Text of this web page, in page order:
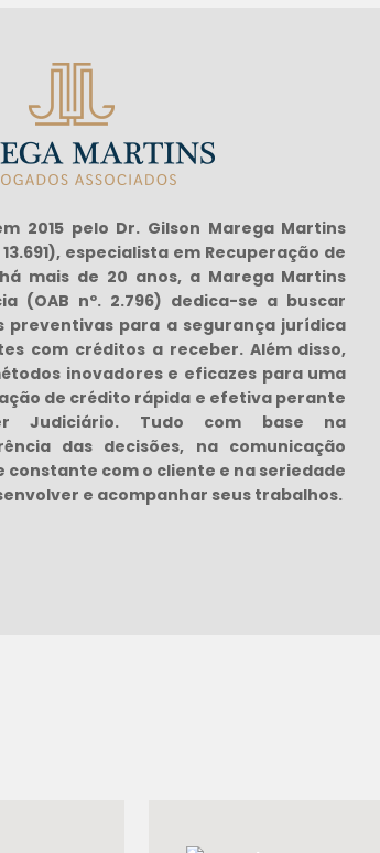
2015 pelo Dr. Gilson Marega Martins
13.691), especialista em Recuperação de
mais de 20 anos, a Marega Martins
(OAB nº. 2.796) dedica-se a buscar
preventivas para a segurança jurídica
com créditos a receber. Além disso,
inovadores e eficazes para uma
de crédito rápida e efetiva perante
Judiciário. Tudo com base na
das decisões, na comunicação
constante com o cliente e na seriedade
e acompanhar seus trabalhos.